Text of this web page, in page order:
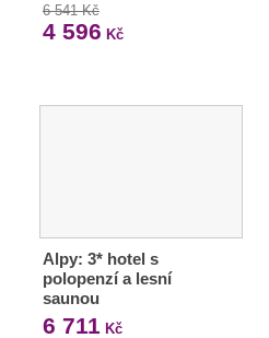
6 541 Kč
4 596 Kč
Alpy: 3* hotel s
polopenzí a lesní
saunou
6 711 Kč